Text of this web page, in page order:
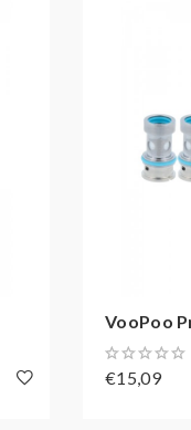
VooPoo
€15,09